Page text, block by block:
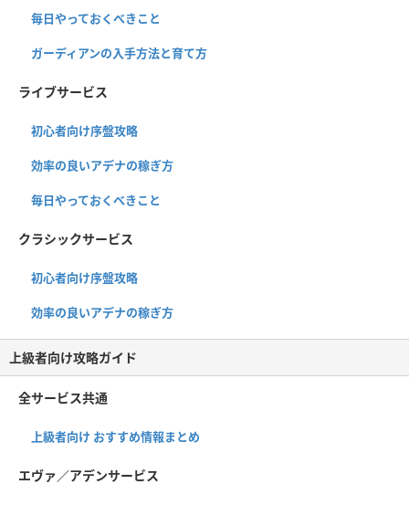
毎日やっておくべきこと
ガーディアンの入手方法と育て方
ライブサービス
初心者向け序盤攻略
効率の良いアデナの稼ぎ方
毎日やっておくべきこと
クラシックサービス
初心者向け序盤攻略
効率の良いアデナの稼ぎ方
上級者向け攻略ガイド
全サービス共通
上級者向け おすすめ情報まとめ
エヴァ／アデンサービス